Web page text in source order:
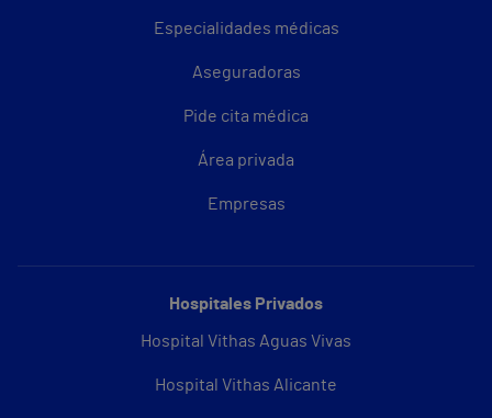
Especialidades médicas
Aseguradoras
Pide cita médica
Área privada
Empresas
Hospitales Privados
Hospital Vithas Aguas Vivas
Hospital Vithas Alicante